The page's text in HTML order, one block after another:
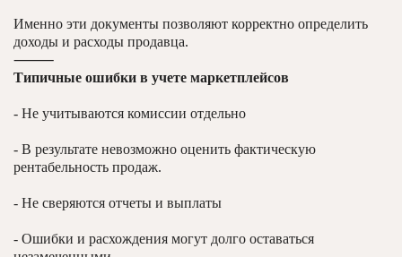
Именно эти документы позволяют корректно определить
доходы и расходы продавца.
⸻
Типичные ошибки в учете маркетплейсов
- Не учитываются комиссии отдельно
- В результате невозможно оценить фактическую
рентабельность продаж.
- Не сверяются отчеты и выплаты
- Ошибки и расхождения могут долго оставаться